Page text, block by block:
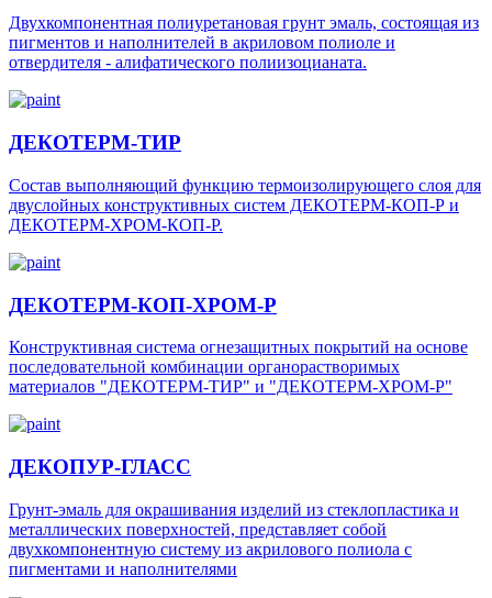
Двухкомпонентная полиуретановая грунт эмаль, состоящая из
пигментов и наполнителей в акриловом полиоле и
отвердителя - алифатического полиизоцианата.
ДЕКОТЕРМ-ТИР
Состав выполняющий функцию термоизолирующего слоя для
двуслойных конструктивных систем ДЕКОТЕРМ-КОП-Р и
ДЕКОТЕРМ-ХРОМ-КОП-Р.
ДЕКОТЕРМ-КОП-ХРОМ-Р
Конструктивная система огнезащитных покрытий на основе
последовательной комбинации органорастворимых
материалов "ДЕКОТЕРМ-ТИР" и "ДЕКОТЕРМ-ХРОМ-Р"
ДЕКОПУР-ГЛАСС
Грунт-эмаль для окрашивания изделий из стеклопластика и
металлических поверхностей, представляет собой
двухкомпонентную систему из акрилового полиола с
пигментами и наполнителями